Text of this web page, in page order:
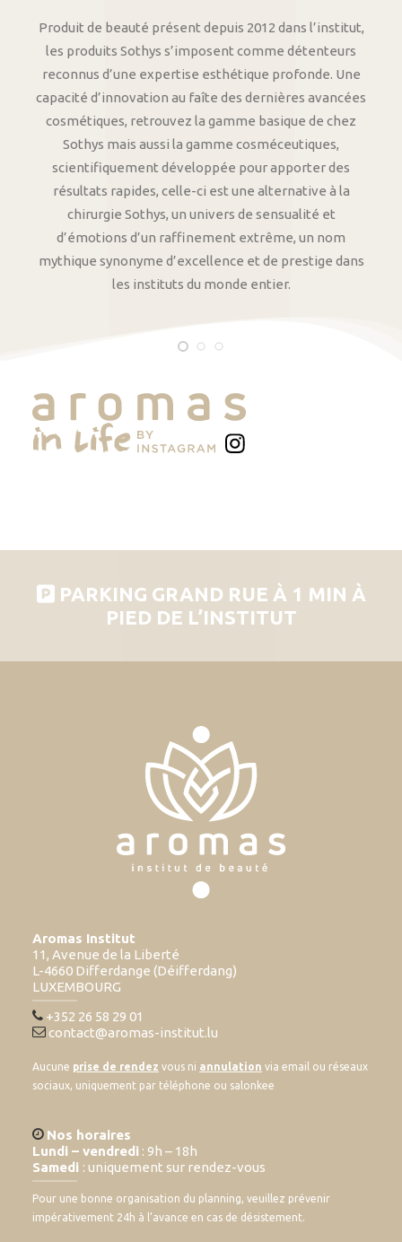
Produit de beauté présent depuis 2012 dans l’institut,
les produits Sothys s’imposent comme détenteurs
reconnus d’une expertise esthétique profonde. Une
capacité d’innovation au faîte des dernières avancées
cosmétiques, retrouvez la gamme basique de chez
Sothys mais aussi la gamme cosméceutiques,
scientifiquement développée pour apporter des
résultats rapides, celle-ci est une alternative à la
chirurgie Sothys, un univers de sensualité et
d’émotions d’un raffinement extrême, un nom
mythique synonyme d’excellence et de prestige dans
les instituts du monde entier.
PARKING GRAND RUE À 1 MIN À
PIED DE L’INSTITUT
Aromas Institut
11, Avenue de la Liberté
L-4660 Differdange (Déifferdang)
LUXEMBOURG
+352 26 58 29 01
contact@aromas-institut.lu
Aucune prise de rendez vous ni annulation via email ou réseaux
sociaux, uniquement par téléphone ou salonkee
Nos horaires
Lundi – vendredi : 9h – 18h
Samedi : uniquement sur rendez-vous
Pour une bonne organisation du planning, veuillez prévenir
impérativement 24h à l’avance en cas de désistement.